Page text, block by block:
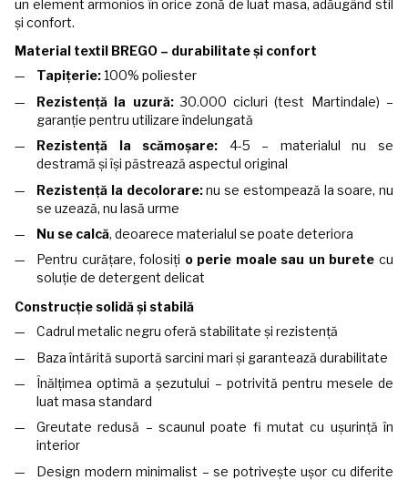
un element armonios în orice zonă de luat masa, adăugând stil
și confort.
Material textil BREGO – durabilitate și confort
Tapițerie:100% poliester
Rezistență la uzură:30.000 cicluri (test Martindale) –
garanție pentru utilizare îndelungată
Rezistență la scămoșare: 4-5 – materialul nu se
destramă și își păstrează aspectul original
Rezistență la decolorare:nu se estompează la soare, nu
se uzează, nu lasă urme
Nu se calcă, deoarece materialul se poate deteriora
Pentru curățare, folosiți o perie moale sau un burete cu
soluție de detergent delicat
Construcție solidă și stabilă
Cadrul metalic negru oferă stabilitate și rezistență
Baza întărită suportă sarcini mari și garantează durabilitate
Înălțimea optimă a șezutului – potrivită pentru mesele de
luat masa standard
Greutate redusă – scaunul poate fi mutat cu ușurință în
interior
Design modern minimalist – se potrivește ușor cu diferite